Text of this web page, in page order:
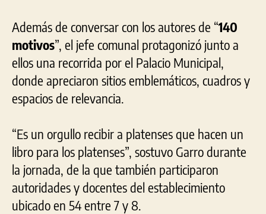
Además de conversar con los autores de “140
motivos”, el jefe comunal protagonizó junto a
ellos una recorrida por el Palacio Municipal,
donde apreciaron sitios emblemáticos, cuadros y
espacios de relevancia.
“Es un orgullo recibir a platenses que hacen un
libro para los platenses”, sostuvo Garro durante
la jornada, de la que también participaron
autoridades y docentes del establecimiento
ubicado en 54 entre 7 y 8.